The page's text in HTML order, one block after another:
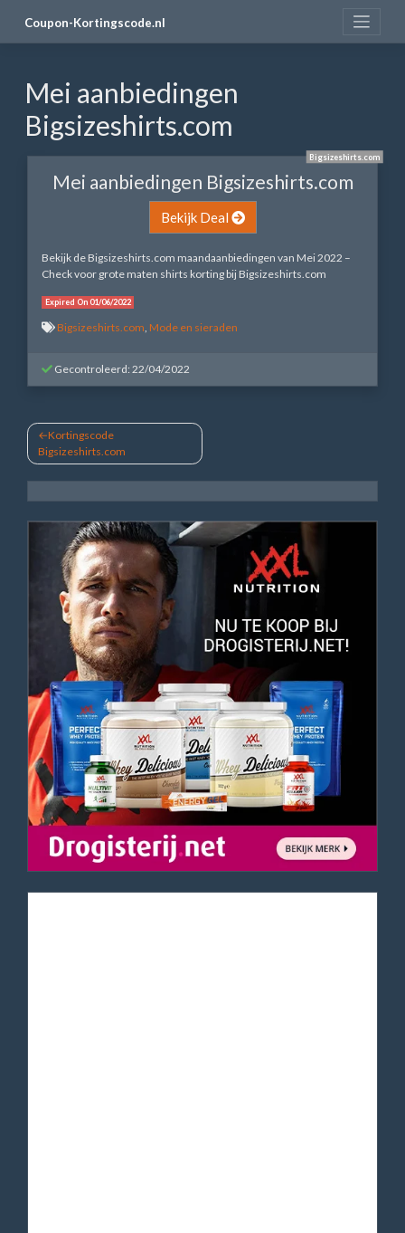
Coupon-Kortingscode.nl
Mei aanbiedingen
Bigsizeshirts.com
Bigsizeshirts.com
Mei aanbiedingen Bigsizeshirts.com
Bekijk Deal
Bekijk de Bigsizeshirts.com maandaanbiedingen van Mei 2022 –
Check voor grote maten shirts korting bij Bigsizeshirts.com
Expired On 01/06/2022
Bigsizeshirts.com Mode en sieraden
Gecontroleerd: 22/04/2022
Bericht
navigatie
Kortingscode
Bigsizeshirts.com